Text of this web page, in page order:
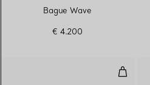
Bague Wave
€ 4.200
Alliance